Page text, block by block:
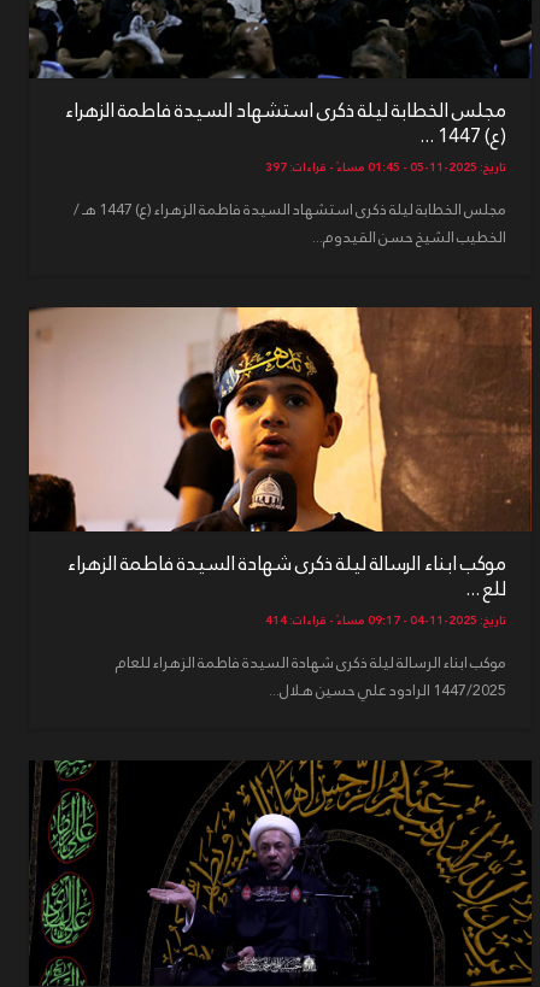
مجلس الخطابة ليلة ذكرى استشهاد السيدة فاطمة الزهراء
(ع) 1447 ...
تاريخ: 2025-11-05 - 01:45 مساءً - قراءات: 397
مجلس الخطابة ليلة ذكرى استشهاد السيدة فاطمة الزهراء (ع) 1447 هـ /
الخطيب الشيخ حسن القيدوم...
موكب ابناء الرسالة ليلة ذكرى شهادة السيدة فاطمة الزهراء
للع ...
تاريخ: 2025-11-04 - 09:17 مساءً - قراءات: 414
موكب ابناء الرسالة ليلة ذكرى شهادة السيدة فاطمة الزهراء للعام
1447/2025 الرادود علي حسين هلال...